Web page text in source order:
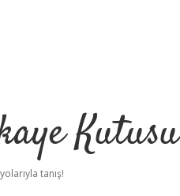
Kutusu
tanış!